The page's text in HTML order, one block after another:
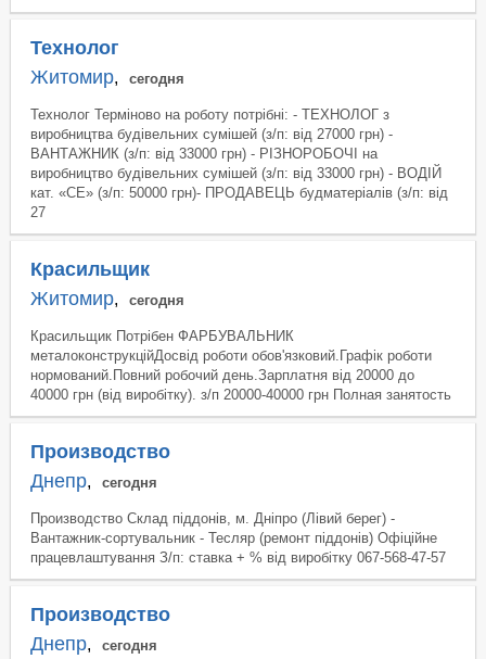
Технолог
Житомир, сегодня
Технолог Терміново на роботу потрібні: - ТЕХНОЛОГ з
виробництва будівельних сумішей (з/п: від 27000 грн) -
ВАНТАЖНИК (з/п: від 33000 грн) - РІЗНОРОБОЧІ на
виробництво будівельних сумішей (з/п: від 33000 грн) - ВОДІЙ
кат. «СЕ» (з/п: 50000 грн)- ПРОДАВЕЦЬ будматеріалів (з/п: від
27
Красильщик
Житомир, сегодня
Красильщик Потрібен ФАРБУВАЛЬНИК
металоконструкційДосвід роботи обов'язковий.Графік роботи
нормований.Повний робочий день.Зарплатня від 20000 до
40000 грн (від виробітку). з/п 20000-40000 грн Полная занятость
Производство
Днепр, сегодня
Производство Склад піддонів, м. Дніпро (Лівий берег) -
Вантажник-сортувальник - Тесляр (ремонт піддонів) Офіційне
працевлаштування З/п: ставка + % від виробітку 067-568-47-57
Производство
Днепр, сегодня